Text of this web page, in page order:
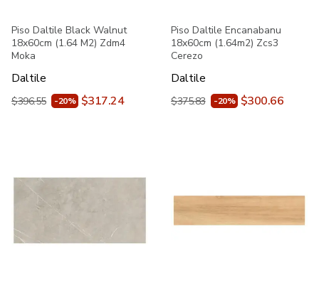
Piso Daltile Black Walnut
18x60cm (1.64 M2) Zdm4
Moka
Daltile
$396.55 -20% $317.24
Piso Daltile Encanabanu
18x60cm (1.64m2) Zcs3
Cerezo
Daltile
$375.83 -20% $300.66